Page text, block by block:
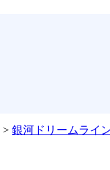
> 銀河ドリームライ